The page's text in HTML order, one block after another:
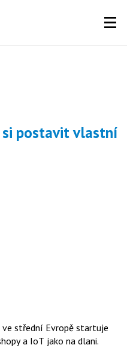
střední Evropě startuje
a IoT jako na dlani.